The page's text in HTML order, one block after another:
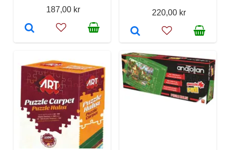
187,00 kr
220,00 kr